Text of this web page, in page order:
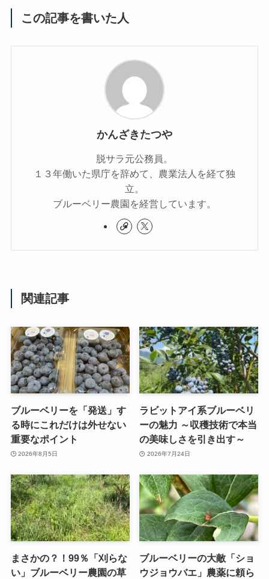
この記事を書いた人
かんざきたつや
脱サラ元公務員。
１３年働いた県庁を辞めて、農業法人を経て独
立。
ブルーベリー農園を経営しています。
関連記事
ブルーベリーを「発送」す
る時にこれだけは外せない
重要なポイント
2026年8月5日
ラビットアイ系ブルーベリ
ーの魅力 ～収穫技術で本当
の美味しさを引き出す～
2026年7月24日
まさかの？！99％「刈らな
い」ブルーベリー農園の草
ブルーベリーの大敵「ショ
ウジョウバエ」農薬に頼ら